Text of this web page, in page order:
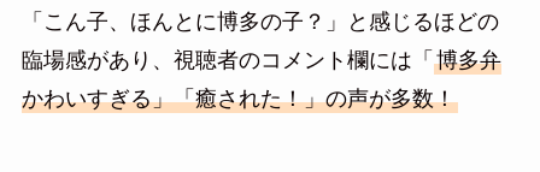
「こん子、ほんとに博多の子？」と感じるほどの
臨場感があり、視聴者のコメント欄には「 博多弁
かわいすぎる」「癒された！」の声が多数！